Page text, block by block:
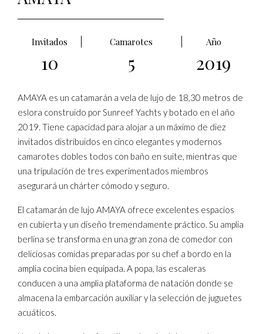
Invitados Camarotes Año
10 5 2019
AMAYA es un catamarán a vela de lujo de 18,30 metros de
eslora construido por Sunreef Yachts y botado en el año
2019. Tiene capacidad para alojar a un máximo de diez
invitados distribuidos en cinco elegantes y modernos
camarotes dobles todos con baño en suite, mientras que
una tripulación de tres experimentados miembros
asegurará un chárter cómodo y seguro.
El catamarán de lujo AMAYA ofrece excelentes espacios
en cubierta y un diseño tremendamente práctico. Su amplia
berlina se transforma en una gran zona de comedor con
deliciosas comidas preparadas por su chef a bordo en la
amplia cocina bien equipada. A popa, las escaleras
conducen a una amplia plataforma de natación donde se
almacena la embarcación auxiliar y la selección de juguetes
acuáticos.